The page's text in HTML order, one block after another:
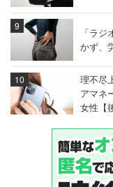
「ラ
かず、
理不尽
アマネ
女性【